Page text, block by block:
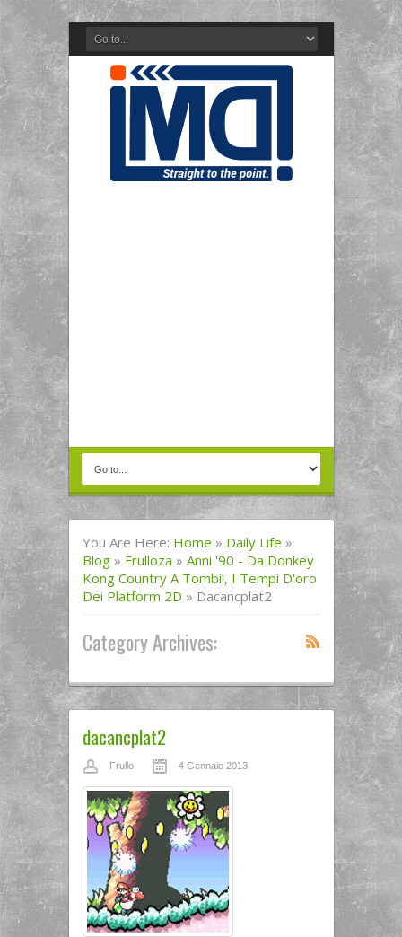
You Are Here: Home » Daily Life »
Blog » Frulloza » Anni '90 - Da Donkey
Kong Country A Tombi!, I Tempi D'oro
Dei Platform 2D » Dacancplat2
Category Archives:
dacancplat2
Frullo 4 Gennaio 2013